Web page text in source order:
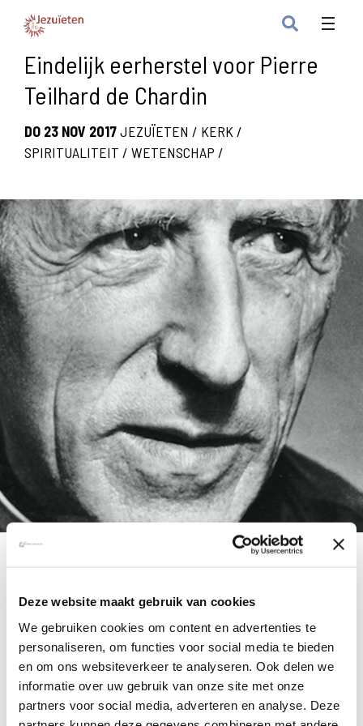
Deze website maakt gebruik van cookies
We gebruiken cookies om content en advertenties te
personaliseren, om functies voor social media te bieden
en om ons websiteverkeer te analyseren. Ook delen we
informatie over uw gebruik van onze site met onze
partners voor social media, adverteren en analyse. Deze
Eindelijk eerherstel voor Pierre
Teilhard de Chardin
DO 23 NOV 2017JEZUÏETEN / KERK /
SPIRITUALITEIT / WETENSCHAP /
Het Vaticaan schaaft na 50 jaar zijn standpunt bij
over de geschriften van de jezuïet, antropoloog en
spirituele denker Pierre Teilhard de Chardin.